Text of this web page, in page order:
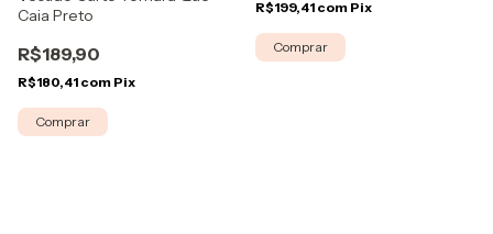
Caia Preto
R$189,90
R$180,41 com Pix
Comprar
R$199,41 com Pix
Comprar